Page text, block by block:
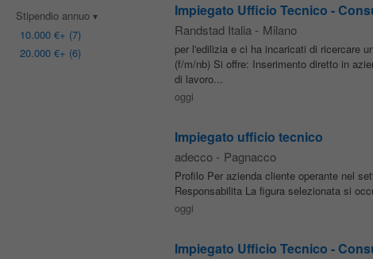
Stipendio annuo
10.000 €+ (7)
20.000 €+ (6)
Impiegato Ufficio Tecnico -
Randstad Italia - Milano
per l'edilizia e ci ha incaricati di ricercare
(f/m/nb) Si offre: Inserimento diretto in
di lavoro...
oggi
Impiegato ufficio tecnico
adecco - Pagnacco
Profilo Per azienda cliente operante nel
Responsabilita La figura selezionata si
oggi
Impiegato Ufficio Tecnico -